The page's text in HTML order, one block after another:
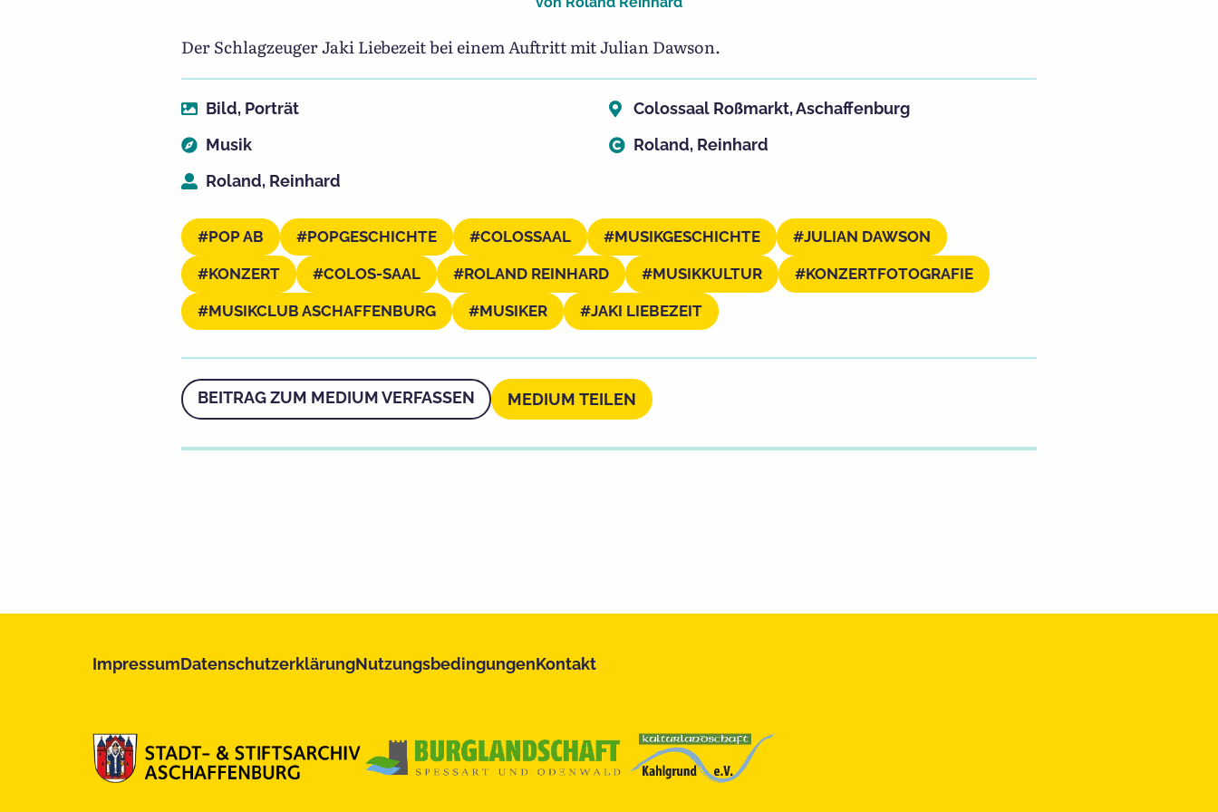
Der Schlagzeuger Jaki Liebezeit bei einem Auftritt mit Julian Dawson.
Colossaal Roßmarkt, Aschaffenburg
Bild, Porträt
Musik
Roland, Reinhard
Roland, Reinhard
POP AB POPGESCHICHTE COLOSSAAL MUSIKGESCHICHTE JULIAN DAWSON
KONZERT COLOS-SAAL ROLAND REINHARD MUSIKKULTUR KONZERTFOTOGRAFIE
MUSIKCLUB ASCHAFFENBURG MUSIKER JAKI LIEBEZEIT
BEITRAG ZUM MEDIUM VERFASSEN MEDIUM TEILEN
ImpressumDatenschutzerklärungNutzungsbedingungenKontakt